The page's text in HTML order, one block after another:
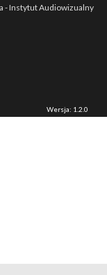
- Instytut Audiowizualny
Wersja: 1.2.0